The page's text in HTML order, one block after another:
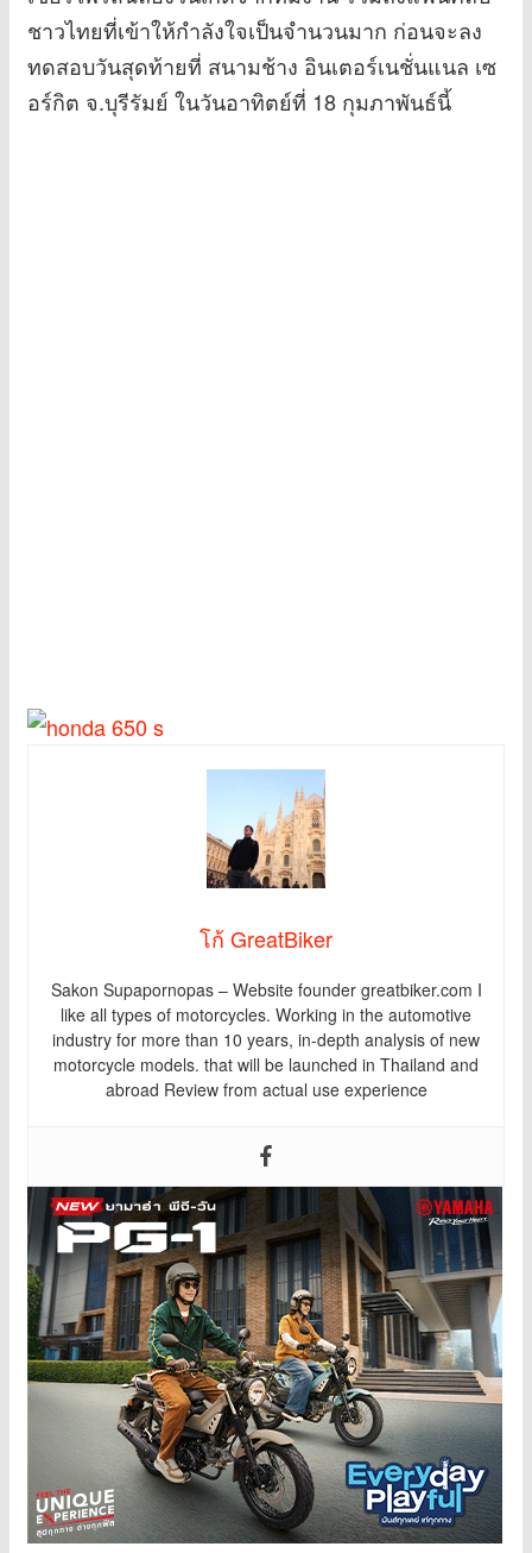
ชาวไทยที่เข้าให้กำลังใจเป็นจำนวนมาก ก่อนจะลง
ทดสอบวันสุดท้ายที่ สนามช้าง อินเตอร์เนชั่นแนล เซ
อร์กิต จ.บุรีรัมย์ ในวันอาทิตย์ที่ 18 กุมภาพันธ์นี้
โก้ GreatBiker
Sakon Supapornopas – Website founder greatbiker.com I
like all types of motorcycles. Working in the automotive
industry for more than 10 years, in-depth analysis of new
motorcycle models. that will be launched in Thailand and
abroad Review from actual use experience